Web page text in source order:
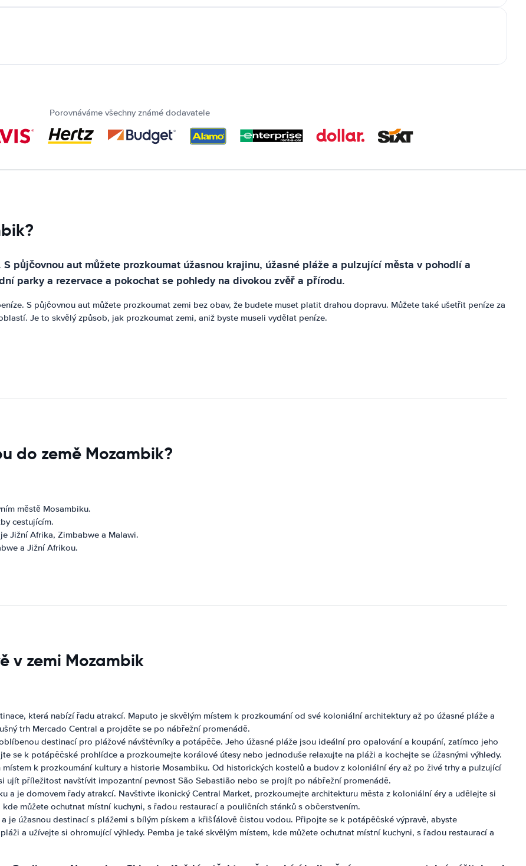
Porovnáváme všechny známé dodavatele
půjčovnou aut můžete prozkoumat úžasnou krajinu, úžasné pláže a pulzující města v pohodlí a
parky a rezervace a pokochat se pohledy na divokou zvěř a přírodu.
S půjčovnou aut můžete prozkoumat zemi bez obav, že budete muset platit drahou dopravu. Můžete také ušetřit peníze za
Je to skvělý způsob, jak prozkoumat zemi, aniž byste museli vydělat peníze.
do země Mozambik?
městě Mosambiku.
cestujícím.
Jižní Afrika, Zimbabwe a Malawi.
a Jižní Afrikou.
v zemi Mozambik
která nabízí řadu atrakcí. Maputo je skvělým místem k prozkoumání od své koloniální architektury až po úžasné pláže a
trh Mercado Central a projděte se po nábřežní promenádě.
destinací pro plážové návštěvníky a potápěče. Jeho úžasné pláže jsou ideální pro opalování a koupání, zatímco jeho
se k potápěčské prohlídce a prozkoumejte korálové útesy nebo jednoduše relaxujte na pláži a kochejte se úžasnými výhledy.
k prozkoumání kultury a historie Mosambiku. Od historických kostelů a budov z koloniální éry až po živé trhy a pulzující
ujít příležitost navštívit impozantní pevnost São Sebastião nebo se projít po nábřežní promenádě.
a je domovem řady atrakcí. Navštivte ikonický Central Market, prozkoumejte architekturu města z koloniální éry a udělejte si
můžete ochutnat místní kuchyni, s řadou restaurací a pouličních stánků s občerstvením.
je úžasnou destinací s plážemi s bílým pískem a křišťálově čistou vodou. Připojte se k potápěčské výpravě, abyste
a užívejte si ohromující výhledy. Pemba je také skvělým místem, kde můžete ochutnat místní kuchyni, s řadou restaurací a